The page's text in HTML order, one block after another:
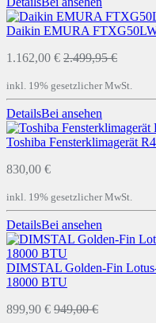
Daikin EMURA
1.162,00 € 2.499,95 €
inkl. 19% gesetzlicher MwSt.
DetailsBei ansehen
Toshiba Fensterklimagerät
830,00 €
inkl. 19% gesetzlicher MwSt.
DetailsBei ansehen
DIMSTAL Golden-Fin
18000 BTU
899,90 € 949,00 €